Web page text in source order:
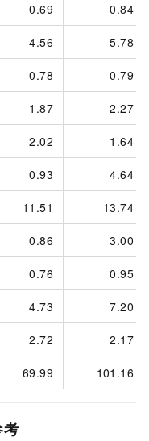
0.69 0.84
4.56 5.78
0.78 0.79
1.87 2.27
2.02 1.64
0.93 4.64
11.51 13.74
0.86 3.00
0.76 0.95
4.73 7.20
2.72 2.17
69.99 101.16
考